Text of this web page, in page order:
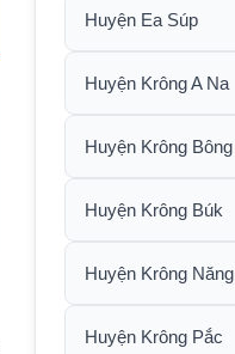
Huyện Ea Súp
Huyện Krông A Na
Huyện Krông Bông
Huyện Krông Búk
Huyện Krông Năng
Huyện Krông Pắc